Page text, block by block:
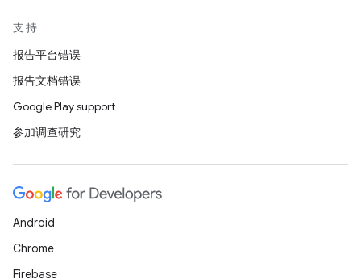
支持
报告平台错误
报告文档错误
Google Play support
参加调查研究
Android
Chrome
Firebase